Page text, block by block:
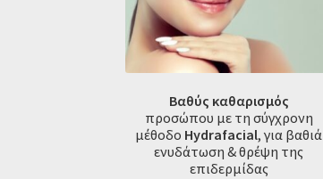
Βαθύς καθαρισμός
προσώπου με τη σύγχρονη
μέθοδο Hydrafacial, για βαθιά
ενυδάτωση & θρέψη της
επιδερμίδας